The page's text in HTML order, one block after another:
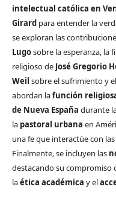
intelectual católica en
Girardpara entender la
se exploran las
Lugosobre la esperanza, la
religioso de José Gregorio
Weil sobre el sufrimiento y
abordan lafunción
de Nueva España durante
la pastoral urbana en
una fe que interactúe con
Finalmente, se incluyen las
destacando su compromiso
laética académica y el